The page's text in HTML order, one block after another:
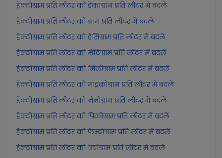
हेक्टोग्राम प्रति लीटर को डेकाग्राम प्रति लीटर में बदलें
हेक्टोग्राम प्रति लीटर को ग्राम प्रति लीटर में बदलें
हेक्टोग्राम प्रति लीटर को डेसिग्राम प्रति लीटर में बदलें
हेक्टोग्राम प्रति लीटर को सेंटिग्राम प्रति लीटर में बदलें
हेक्टोग्राम प्रति लीटर को मिलीग्राम प्रति लीटर में बदलें
हेक्टोग्राम प्रति लीटर को माइक्रोग्राम प्रति लीटर में बदलें
हेक्टोग्राम प्रति लीटर को नैनोग्राम प्रति लीटर में बदलें
हेक्टोग्राम प्रति लीटर को पिकोग्राम प्रति लीटर में बदलें
हेक्टोग्राम प्रति लीटर को फेम्टोग्राम प्रति लीटर में बदलें
हेक्टोग्राम प्रति लीटर को एटोग्राम प्रति लीटर में बदलें